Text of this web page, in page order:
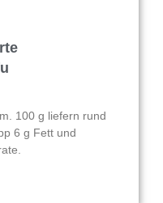
100 g liefern rund
6 g Fett und